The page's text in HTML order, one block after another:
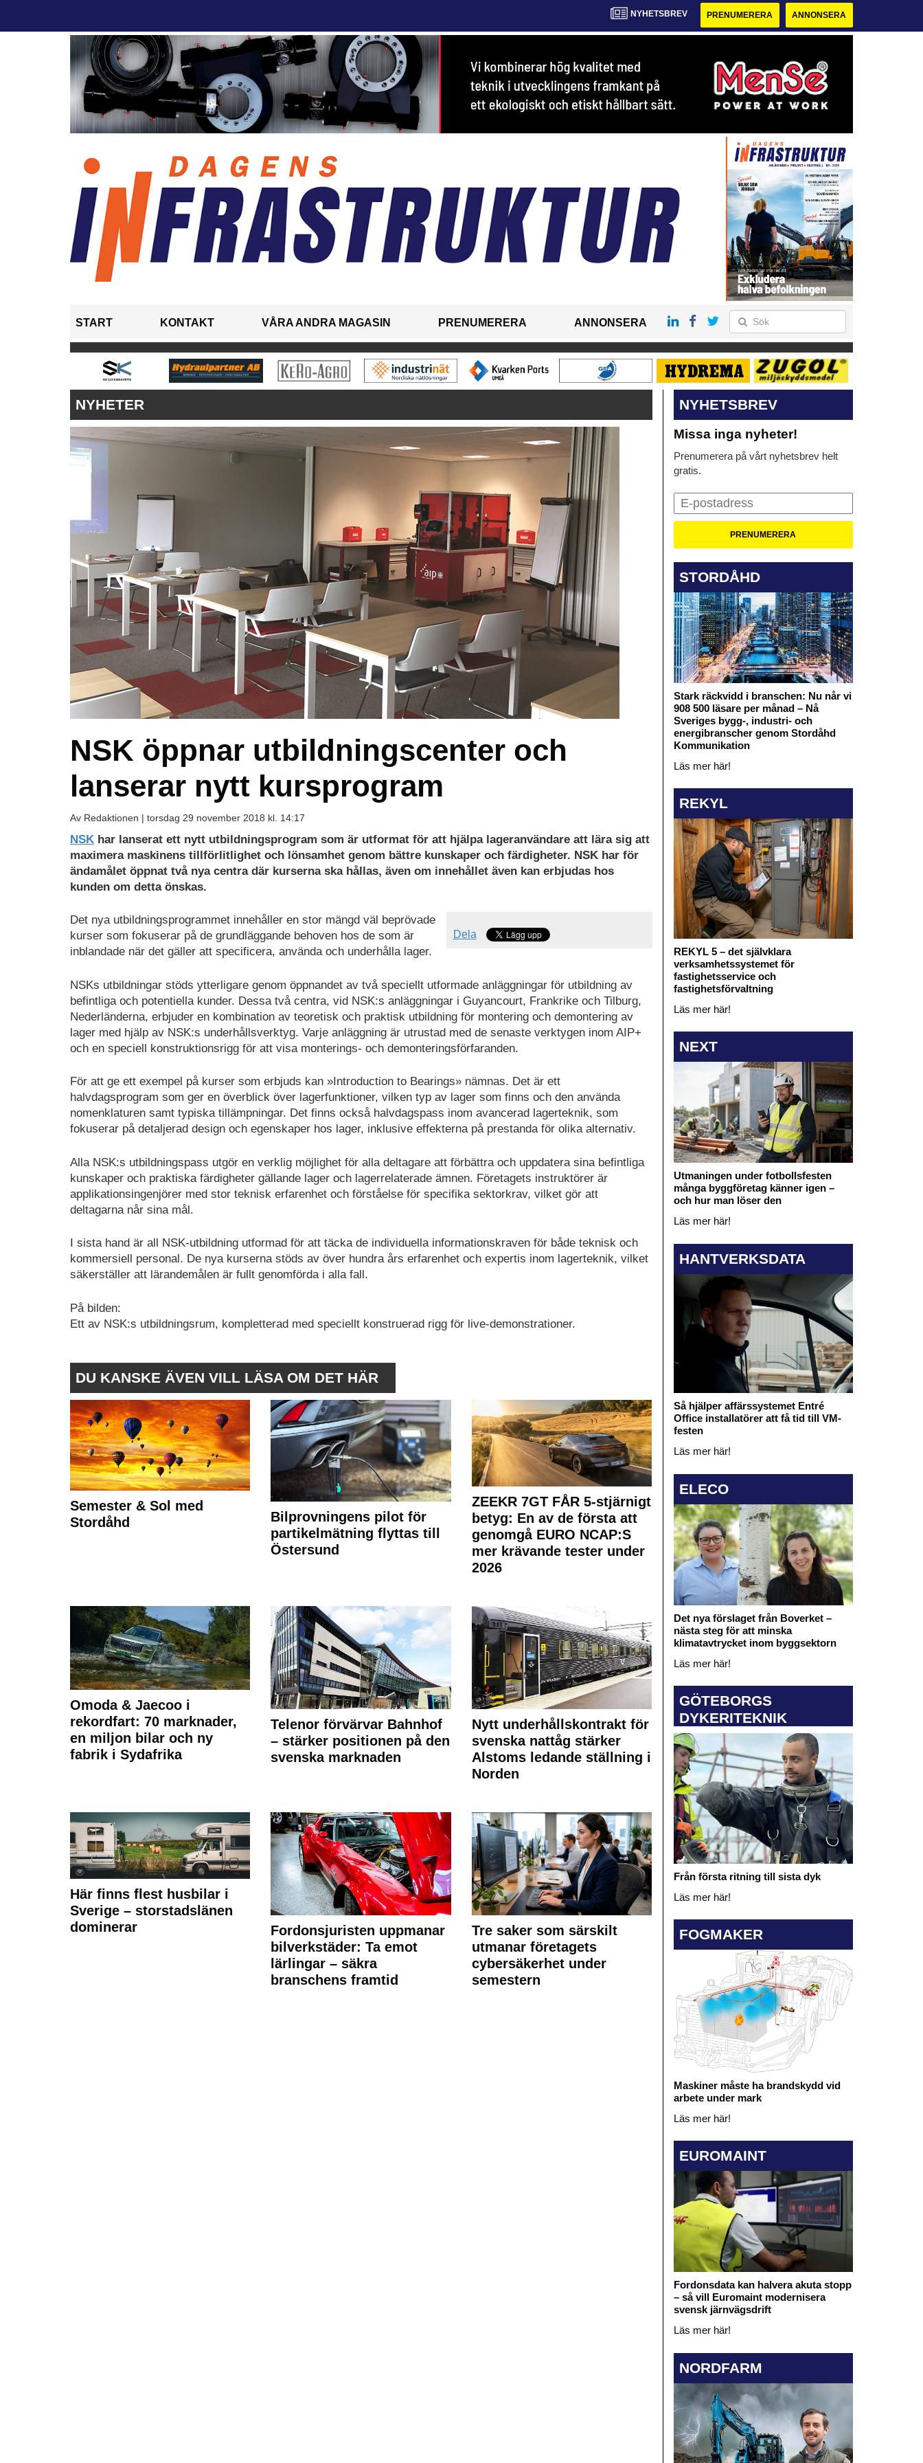
NYHETSBREV PRENUMERERA ANNONSERA
START KONTAKT VÅRA ANDRA MAGASIN PRENUMERERA ANNONSERA
NYHETER
NSK öppnar utbildningscenter och
lanserar nytt kursprogram
Av Redaktionen | torsdag 29 november 2018 kl. 14:17
NSK har lanserat ett nytt utbildningsprogram som är utformat för att hjälpa lageranvändare att lära sig att
maximera maskinens tillförlitlighet och lönsamhet genom bättre kunskaper och färdigheter. NSK har för
ändamålet öppnat två nya centra där kurserna ska hållas, även om innehållet även kan erbjudas hos
kunden om detta önskas.
Dela
Det nya utbildningsprogrammet innehåller en stor mängd väl beprövade
kurser som fokuserar på de grundläggande behoven hos de som är
inblandade när det gäller att specificera, använda och underhålla lager.
NSKs utbildningar stöds ytterligare genom öppnandet av två speciellt utformade anläggningar för utbildning av
befintliga och potentiella kunder. Dessa två centra, vid NSK:s anläggningar i Guyancourt, Frankrike och Tilburg,
Nederländerna, erbjuder en kombination av teoretisk och praktisk utbildning för montering och demontering av
lager med hjälp av NSK:s underhållsverktyg. Varje anläggning är utrustad med de senaste verktygen inom AIP+
och en speciell konstruktionsrigg för att visa monterings- och demonteringsförfaranden.
För att ge ett exempel på kurser som erbjuds kan »Introduction to Bearings» nämnas. Det är ett
halvdagsprogram som ger en överblick över lagerfunktioner, vilken typ av lager som finns och den använda
nomenklaturen samt typiska tillämpningar. Det finns också halvdagspass inom avancerad lagerteknik, som
fokuserar på detaljerad design och egenskaper hos lager, inklusive effekterna på prestanda för olika alternativ.
Alla NSK:s utbildningspass utgör en verklig möjlighet för alla deltagare att förbättra och uppdatera sina befintliga
kunskaper och praktiska färdigheter gällande lager och lagerrelaterade ämnen. Företagets instruktörer är
applikationsingenjörer med stor teknisk erfarenhet och förståelse för specifika sektorkrav, vilket gör att
deltagarna når sina mål.
I sista hand är all NSK-utbildning utformad för att täcka de individuella informationskraven för både teknisk och
kommersiell personal. De nya kurserna stöds av över hundra års erfarenhet och expertis inom lagerteknik, vilket
säkerställer att lärandemålen är fullt genomförda i alla fall.
På bilden:
Ett av NSK:s utbildningsrum, kompletterad med speciellt konstruerad rigg för live-demonstrationer.
DU KANSKE ÄVEN VILL LÄSA OM DET HÄR
Semester & Sol med
Stordåhd
Bilprovningens pilot för
partikelmätning flyttas till
Östersund
ZEEKR 7GT FÅR 5-stjärnigt
betyg: En av de första att
genomgå EURO NCAP:S
mer krävande tester under
2026
Omoda & Jaecoo i
rekordfart: 70 marknader,
en miljon bilar och ny
fabrik i Sydafrika
Telenor förvärvar Bahnhof
– stärker positionen på den
svenska marknaden
Nytt underhållskontrakt för
svenska nattåg stärker
Alstoms ledande ställning i
Norden
Här finns flest husbilar i
Sverige – storstadslänen
dominerar
Fordonsjuristen uppmanar
bilverkstäder: Ta emot
lärlingar – säkra
branschens framtid
Tre saker som särskilt
utmanar företagets
cybersäkerhet under
semestern
NYHETSBREV
Missa inga nyheter!
Prenumerera på vårt nyhetsbrev helt
gratis.
STORDÅHD
Stark räckvidd i branschen: Nu når vi
908 500 läsare per månad – Nå
Sveriges bygg-, industri- och
energibranscher genom Stordåhd
Kommunikation
Läs mer här!
REKYL
REKYL 5 – det självklara
verksamhetssystemet för
fastighetsservice och
fastighetsförvaltning
Läs mer här!
NEXT
Utmaningen under fotbollsfesten
många byggföretag känner igen –
och hur man löser den
Läs mer här!
HANTVERKSDATA
Så hjälper affärssystemet Entré
Office installatörer att få tid till VM-
festen
Läs mer här!
ELECO
Det nya förslaget från Boverket –
nästa steg för att minska
klimatavtrycket inom byggsektorn
Läs mer här!
GÖTEBORGS
DYKERITEKNIK
Från första ritning till sista dyk
Läs mer här!
FOGMAKER
Maskiner måste ha brandskydd vid
arbete under mark
Läs mer här!
EUROMAINT
Fordonsdata kan halvera akuta stopp
– så vill Euromaint modernisera
svensk järnvägsdrift
Läs mer här!
NORDFARM